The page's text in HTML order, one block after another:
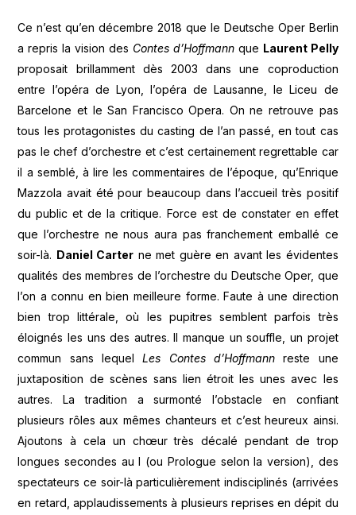
Ce n’est qu’en décembre 2018 que le Deutsche Oper Berlin
a repris la vision des Contes d’Hoffmannque Laurent Pelly
proposait brillamment dès 2003 dans une coproduction
entre l’opéra de Lyon, l’opéra de Lausanne, le Liceu de
Barcelone et le San Francisco Opera. On ne retrouve pas
tous les protagonistes du casting de l’an passé, en tout cas
pas le chef d’orchestre et c’est certainement regrettable car
il a semblé, à lire les commentaires de l’époque, qu’Enrique
Mazzola avait été pour beaucoup dans l’accueil très positif
du public et de la critique. Force est de constater en effet
que l’orchestre ne nous aura pas franchement emballé ce
soir-là. Daniel Carter ne met guère en avant les évidentes
qualités des membres de l’orchestre du Deutsche Oper, que
l’on a connu en bien meilleure forme. Faute à une direction
bien trop littérale, où les pupitres semblent parfois très
éloignés les uns des autres. Il manque un souffle, un projet
commun sans lequelLes Contes d’Hoffmannreste une
juxtaposition de scènes sans lien étroit les unes avec les
autres. La tradition a surmonté l’obstacle en confiant
plusieurs rôles aux mêmes chanteurs et c’est heureux ainsi.
Ajoutons à cela un chœur très décalé pendant de trop
longues secondes au I (ou Prologue selon la version), des
spectateurs ce soir-là particulièrement indisciplinés (arrivées
en retard, applaudissements à plusieurs reprises en dépit du